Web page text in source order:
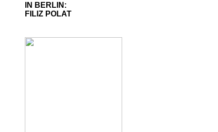
IN BERLIN:
FILIZ POLAT